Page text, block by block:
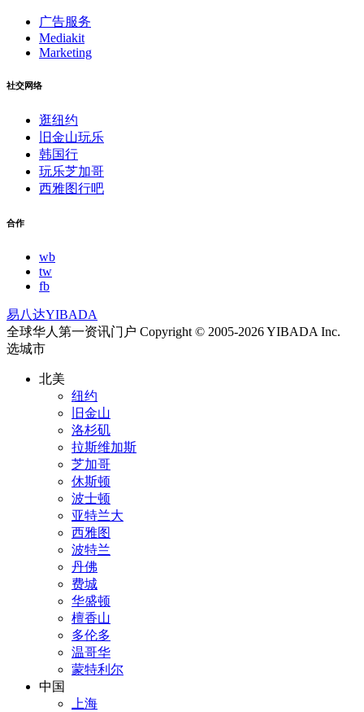
广告服务
Mediakit
Marketing
社交网络
逛纽约
旧金山玩乐
韩国行
玩乐芝加哥
西雅图行吧
合作
wb
tw
fb
易八达YIBADA
全球华人第一资讯门户 Copyright © 2005-2026 YIBADA Inc.
选城市
北美
纽约
旧金山
洛杉矶
拉斯维加斯
芝加哥
休斯顿
波士顿
亚特兰大
西雅图
波特兰
丹佛
费城
华盛顿
檀香山
多伦多
温哥华
蒙特利尔
中国
上海